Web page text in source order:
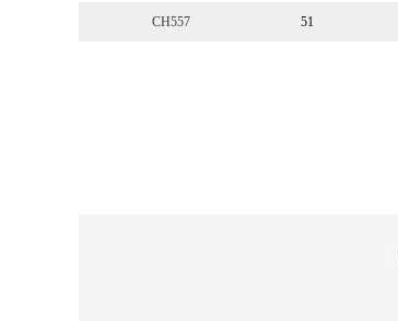
CH557
51